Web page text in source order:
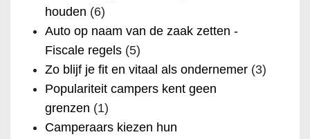
houden (6)
Auto op naam van de zaak zetten -
Fiscale regels (5)
Zo blijf je fit en vitaal als ondernemer (3)
Populariteit campers kent geen
grenzen (1)
Camperaars kiezen hun